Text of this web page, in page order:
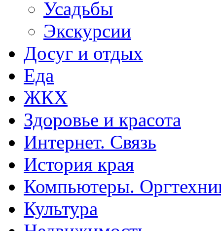
Усадьбы
Экскурсии
Досуг и отдых
Еда
ЖКХ
Здоровье и красота
Интернет. Связь
История края
Компьютеры.
Культура